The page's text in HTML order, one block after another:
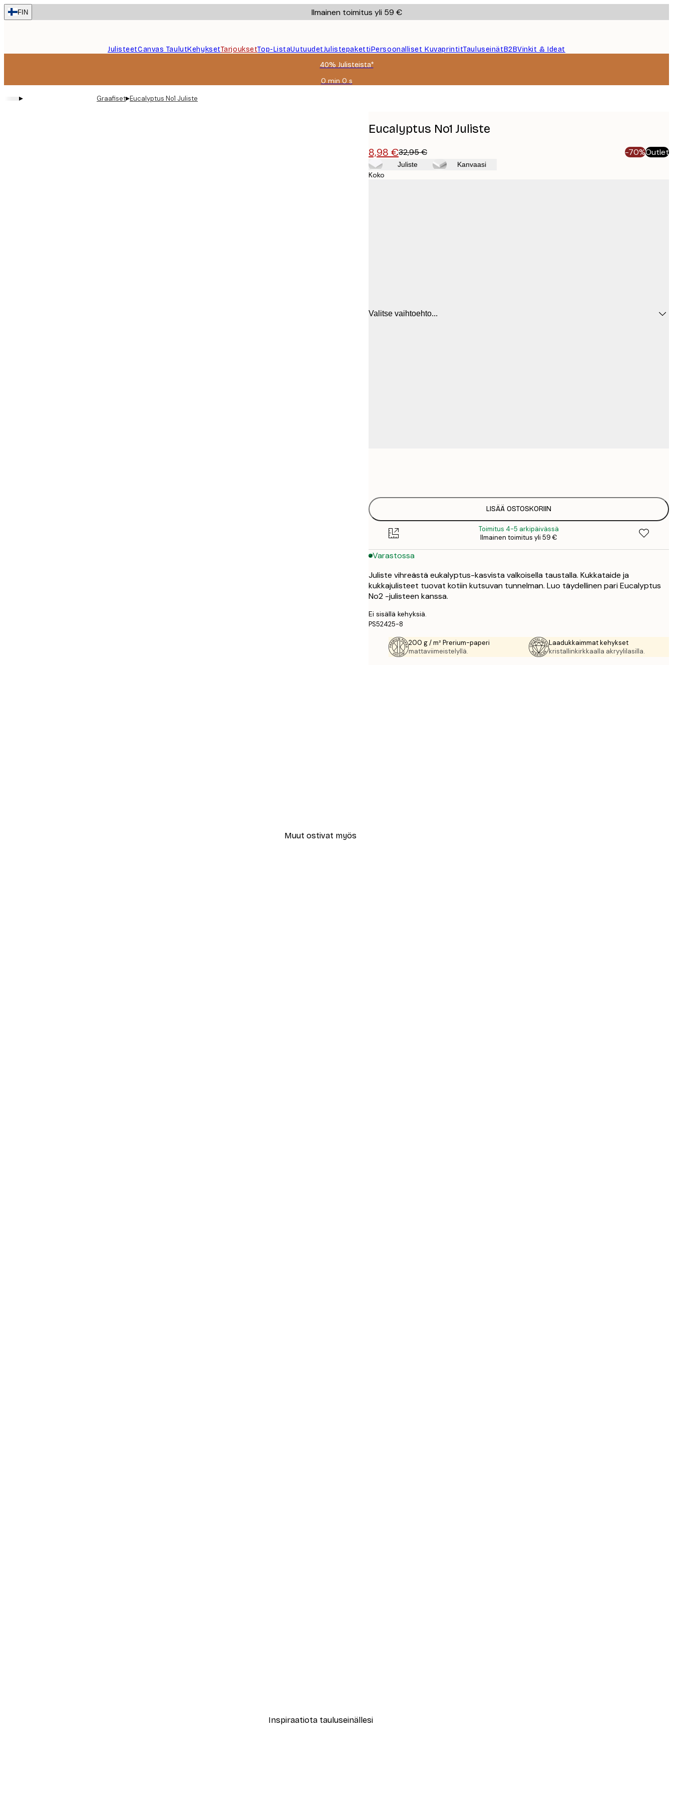
Skip
to
FIN Ilmainen toimitus yli 59 €
JulisteetCanvas TaulutKehyksetTarjouksetTop-ListaUutuudetJulistepakettiPersoonalliset KuvaprintitTauluseinätB2BVinkit & Ideat
40% Julisteista*
0 min 0 s
Voimassa
▸ Graafiset▸Eucalyptus No1 Juliste
Eucalyptus No1 Juliste
8,98 €32,95 € -70%Outlet
Juliste Kanvaasi
Koko
Valitse vaihtoehto...
LISÄÄ OSTOSKORIIN
Toimitus 4-5 arkipäivässä
Ilmainen toimitus yli 59 €
Varastossa
Juliste vihreästä eukalyptus-kasvista valkoisella taustalla. Kukkataide ja
kukkajulisteet tuovat kotiin kutsuvan tunnelman. Luo täydellinen pari Eucalyptus
No2 -julisteen kanssa.
Ei sisällä kehyksiä.
PS52425-8
200 g / m² Prerium-paperi
mattaviimeistelyllä.
Laadukkaimmat kehykset
kristallinkirkkaalla akryylilasilla.
Muut ostivat myös
Inspiraatiota tauluseinällesi